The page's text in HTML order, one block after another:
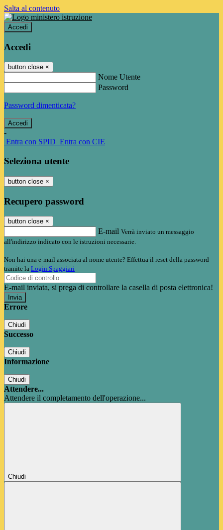
Salta al contenuto
Accedi
Accedi
button close ×
Nome Utente
Password
Password dimenticata?
-
Entra con SPID Entra con CIE
Seleziona utente
button close ×
Recupero password
button close ×
E-mail Verrà inviato un messaggio
all'indirizzo indicato con le istruzioni necessarie.
Non hai una e-mail associata al nome utente? Effettua il reset della password
tramite la Login Spaggiari
E-mail inviata, si prega di controllare la casella di posta elettronica!
Errore
Chiudi
Successo
Chiudi
Informazione
Chiudi
Attendere...
Attendere il completamento dell'operazione...
Chiudi